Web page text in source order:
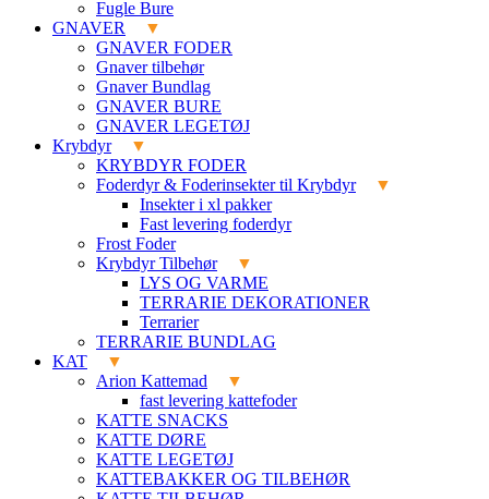
Fugle Bure
GNAVER
GNAVER FODER
Gnaver tilbehør
Gnaver Bundlag
GNAVER BURE
GNAVER LEGETØJ
Krybdyr
KRYBDYR FODER
Foderdyr & Foderinsekter til Krybdyr
Insekter i xl pakker
Fast levering foderdyr
Frost Foder
Krybdyr Tilbehør
LYS OG VARME
TERRARIE DEKORATIONER
Terrarier
TERRARIE BUNDLAG
KAT
Arion Kattemad
fast levering kattefoder
KATTE SNACKS
KATTE DØRE
KATTE LEGETØJ
KATTEBAKKER OG TILBEHØR